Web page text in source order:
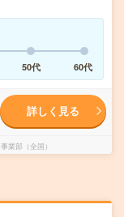
50代 60代
詳しく見る
業部（全国）